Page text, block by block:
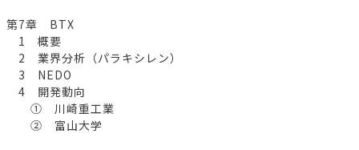
第7章 BTX
1 概要
2 業界分析（パラキシレン）
3 NEDO
4 開発動向
① 川崎重工業
② 富山大学